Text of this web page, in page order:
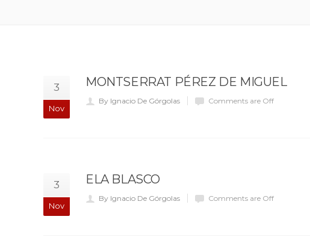
3
Nov
MONTSERRAT PÉREZ DE MIGUEL
By Ignacio De Górgolas Comments are Off
3
Nov
ELA BLASCO
By Ignacio De Górgolas Comments are Off